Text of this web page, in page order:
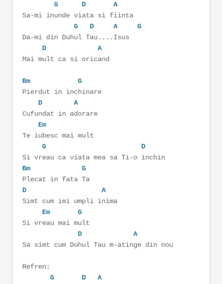
G
D
A
Sa-mi inunde viata si fiinta
G
D A
G
Da-mi din Duhul Tau....Isus
D
A
Mai mult ca si oricand
Bm
G
Pierdut in inchinare
D
A
Cufundat in adorare
Em
Te iubesc mai mult
G
D
Si vreau ca viata mea sa Ti-o inchin
Bm
G
Plecat in fata Ta
D
A
Simt cum imi umpli inima
Em
G
Si vreau mai mult
D
A
Sa simt cum Duhul Tau m-atinge din nou
Refren:
G
D
A